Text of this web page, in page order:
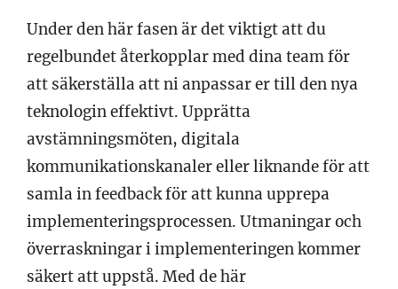
Under den här fasen är det viktigt att du
regelbundet återkopplar med dina team för
att säkerställa att ni anpassar er till den nya
teknologin effektivt. Upprätta
avstämningsmöten, digitala
kommunikationskanaler eller liknande för att
samla in feedback för att kunna upprepa
implementeringsprocessen. Utmaningar och
överraskningar i implementeringen kommer
säkert att uppstå. Med de här